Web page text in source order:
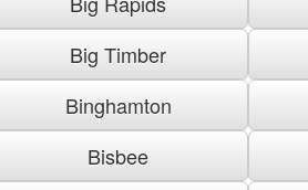
Big Timber
Binghamton
Bisbee